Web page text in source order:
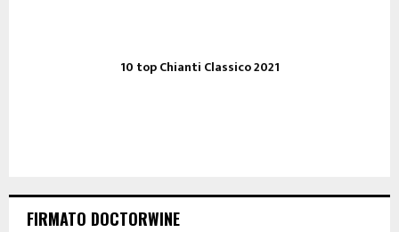
10 top Chianti Classico 2021
FIRMATO DOCTORWINE